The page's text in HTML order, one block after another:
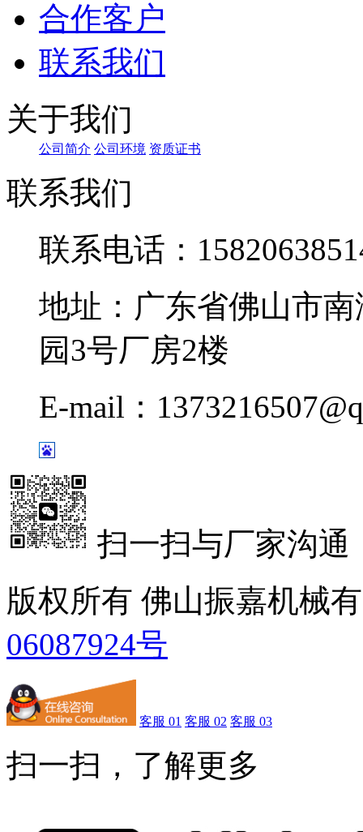
合作客户
联系我们
关于我们
公司简介 公司环境 资质证书
联系我们
联系电话：
地址：广东省佛山市
园3号厂房2楼
E-mail：
扫一扫与厂家沟通
版权所有 佛山振嘉机
06087924号
客服 01 客服 02 客服 03
扫一扫，了解更多